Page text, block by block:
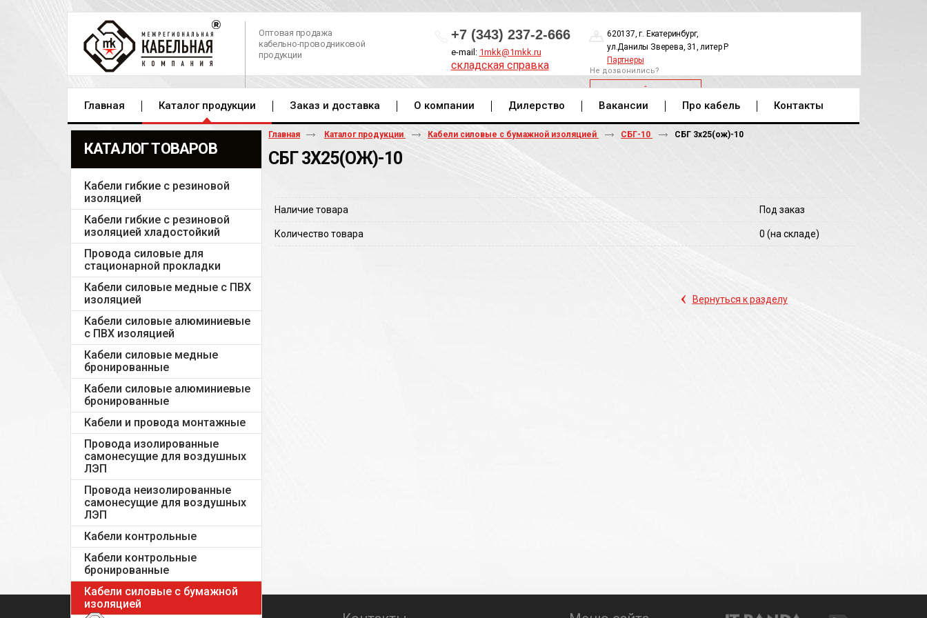
Оптовая продажа
кабельно-проводниковой
продукции
+7 (343) 237-2-666
e-mail: 1mkk@1mkk.ru
складская справка
620137, г. Екатеринбург,
ул.Данилы Зверева, 31, литер Р
Партнеры
Не дозвонились?
ОБРАТНЫЙ ЗВОНОК
Главная Каталог продукции Заказ и доставка О компании Дилерство Вакансии Про кабель Контакты
КАТАЛОГ ТОВАРОВ
Кабели гибкие с резиновой
изоляцией
Кабели гибкие с резиновой
изоляцией хладостойкий
Провода силовые для
стационарной прокладки
Кабели силовые медные с ПВХ
изоляцией
Кабели силовые алюминиевые
с ПВХ изоляцией
Кабели силовые медные
бронированные
Кабели силовые алюминиевые
бронированные
Кабели и провода монтажные
Провода изолированные
самонесущие для воздушных
ЛЭП
Провода неизолированные
самонесущие для воздушных
ЛЭП
Кабели контрольные
Кабели контрольные
бронированные
Кабели силовые с бумажной
изоляцией
Главная Каталог продукции Кабели силовые с бумажной изоляцией СБГ-10 СБГ 3х25(ож)-10
СБГ 3Х25(ОЖ)-10
Наличие товара Под заказ
Количество товара 0 (на складе)
‹ Вернуться к разделу